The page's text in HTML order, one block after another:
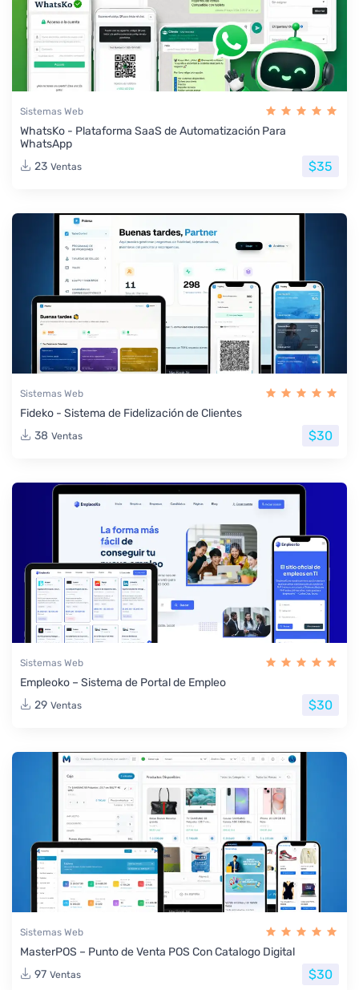
Sistemas Web
WhatsKo - Plataforma SaaS de Automatización Para
WhatsApp
23 Ventas $35
Sistemas Web
Fideko - Sistema de Fidelización de Clientes
38 Ventas $30
Sistemas Web
Empleoko – Sistema de Portal de Empleo
29 Ventas $30
Sistemas Web
MasterPOS – Punto de Venta POS Con Catalogo Digital
97 Ventas $30